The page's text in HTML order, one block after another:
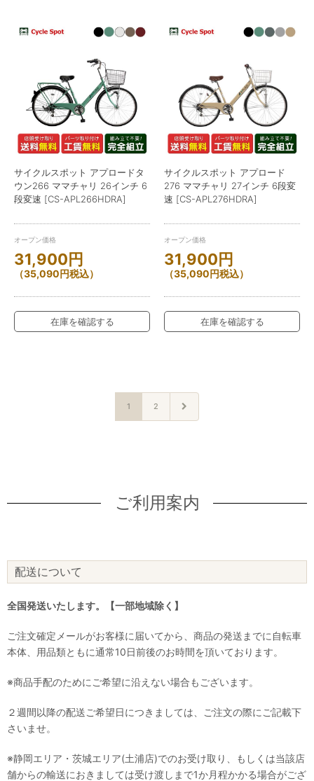
サイクルスポット アプロードタ
ウン266 ママチャリ 26インチ 6
段変速 [CS-APL266HDRA]
オープン価格
31,900円
（35,090円税込）
在庫を確認する
サイクルスポット アプロード
276 ママチャリ 27インチ 6段変
速 [CS-APL276HDRA]
オープン価格
31,900円
（35,090円税込）
在庫を確認する
1 2
ご利用案内
配送について
全国発送いたします。【一部地域除く】
ご注文確定メールがお客様に届いてから、商品の発送までに自転車
本体、用品類ともに通常10日前後のお時間を頂いております。
※商品手配のためにご希望に沿えない場合もございます。
２週間以降の配送ご希望日につきましては、ご注文の際にご記載下
さいませ。
※静岡エリア・茨城エリア(土浦店)でのお受け取り、もしくは当該店
舗からの輸送におきましては受け渡しまで1か月程かかる場合がござ